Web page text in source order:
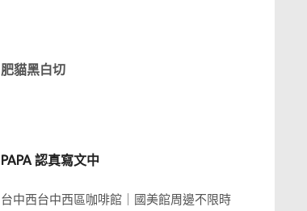
肥貓黑白切
PAPA 認真寫文中
台中西台中西區咖啡館｜國美館周邊不限時